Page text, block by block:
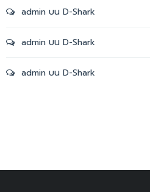
admin บน D-Shark
admin บน D-Shark
admin บน D-Shark